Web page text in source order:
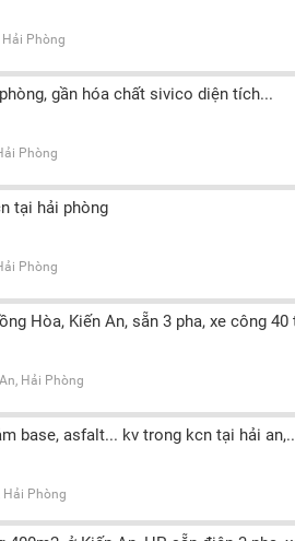
Phòng
gần hóa chất sivico diện tích...
Phòng
tại hải phòng
Phòng
Hòa, Kiến An, sẵn 3 pha, xe công 40
Hải Phòng
base, asfalt... kv trong kcn tại hải
Phòng